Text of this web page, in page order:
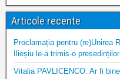
Articole recente
Proclamația pentru (re)Unirea
Ilieșiu le-a trimis-o
Vitalia PAVLICENCO: Ar fi